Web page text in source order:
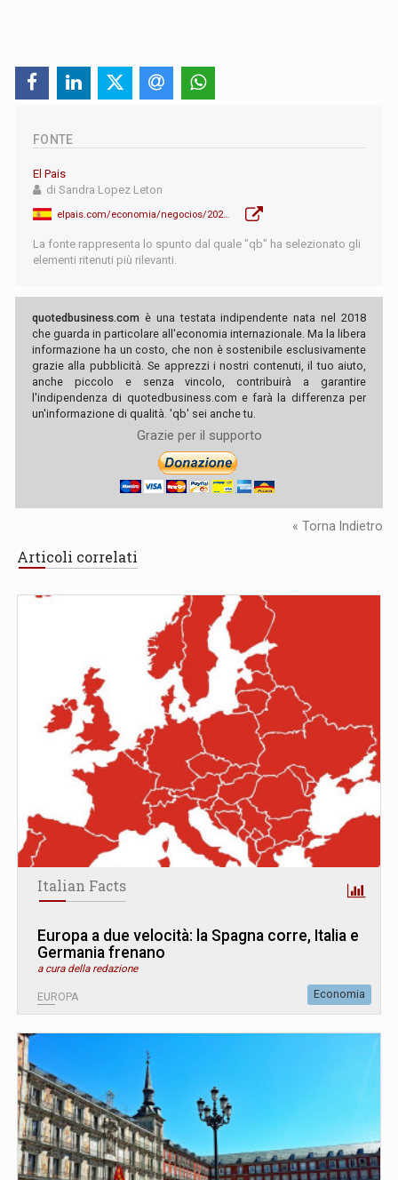
FONTE
El Pais
di Sandra Lopez Leton
elpais.com/economia/negocios/2025-12-20/vendo-mi-piso-para-vivir-mas-desahogado-asi-es-la-moda-del-downsizing-inmobiliario.html
La fonte rappresenta lo spunto dal quale "qb" ha selezionato gli
elementi ritenuti più rilevanti.
quotedbusiness.com è una testata indipendente nata nel 2018
che guarda in particolare all'economia internazionale. Ma la libera
informazione ha un costo, che non è sostenibile esclusivamente
grazie alla pubblicità. Se apprezzi i nostri contenuti, il tuo aiuto,
anche piccolo e senza vincolo, contribuirà a garantire
l'indipendenza di quotedbusiness.com e farà la differenza per
un'informazione di qualità. 'qb' sei anche tu.
Grazie per il supporto
« Torna Indietro
Articoli correlati
Italian Facts
Europa a due velocità: la Spagna corre, Italia e
Germania frenano
a cura della redazione
EUROPA Economia